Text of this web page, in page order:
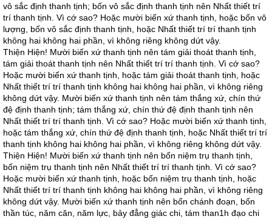
vô sắc định thanh tịnh; bốn vô sắc định thanh tịnh nên Nhất thiết trí
trí thanh tịnh. Vì cớ sao? Hoặc mười biến xứ thanh tịnh, hoặc bốn vô
lượng, bốn vô sắc định thanh tịnh, hoặc Nhất thiết trí trí thanh tịnh
không hai không hai phần, vì không riêng không dứt vậy.
Thiện Hiện! Mười biến xứ thanh tịnh nên tám giải thoát thanh tịnh,
tám giải thoát thanh tịnh nên Nhất thiết trí trí thanh tịnh. Vì cớ sao?
Hoặc mười biến xứ thanh tịnh, hoặc tám giải thoát thanh tịnh, hoặc
Nhất thiết trí trí thanh tịnh không hai không hai phần, vì không riêng
không dứt vậy. Mười biến xứ thanh tịnh nên tám thắng xứ, chín thứ
đệ định thanh tịnh; tám thắng xứ, chín thứ đệ định thanh tịnh nên
Nhất thiết trí trí thanh tịnh. Vì cớ sao? Hoặc mười biến xứ thanh tịnh,
hoặc tám thắng xứ, chín thứ đệ định thanh tịnh, hoặc Nhất thiết trí trí
thanh tịnh không hai không hai phần, vì không riêng không dứt vậy.
Thiện Hiện! Mười biến xứ thanh tịnh nên bốn niệm trụ thanh tịnh,
bốn niệm trụ thanh tịnh nên Nhất thiết trí trí thanh tịnh. Vì cớ sao?
Hoặc mười biến xứ thanh tịnh, hoặc bốn niệm trụ thanh tịnh, hoặc
Nhất thiết trí trí thanh tịnh không hai không hai phần, vì không riêng
không dứt vậy. Mười biến xứ thanh tịnh nên bốn chánh đoạn, bốn
thần túc, năm căn, năm lực, bảy đẳng giác chi, tám than1h đạo chi